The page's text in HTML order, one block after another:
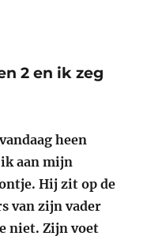
2 en ik zeg
heen
ik aan mijn
Hij zit op de
van zijn vader
niet. Zijn voet